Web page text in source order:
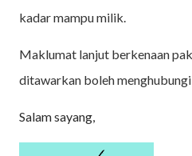
kadar mampu milik.
Maklumat lanjut berkenaan
ditawarkan boleh
Salam sayang,